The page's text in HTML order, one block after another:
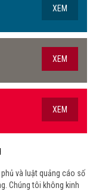
XEM
XEM
XEM
và luật quảng cáo số
Chúng tôi không kinh